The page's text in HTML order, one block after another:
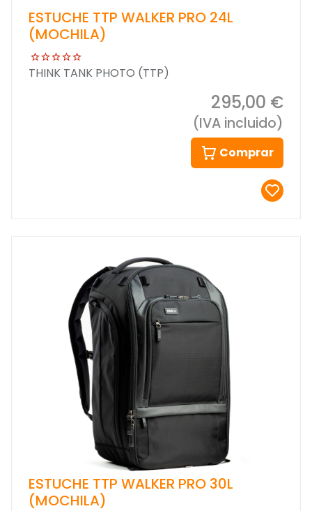
ESTUCHE TTP WALKER PRO 24L
(MOCHILA)
THINK TANK PHOTO (TTP)
295,00 €
(IVA incluido)
Comprar
ESTUCHE TTP WALKER PRO 30L
(MOCHILA)